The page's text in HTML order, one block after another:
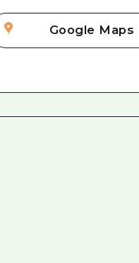
Google Maps